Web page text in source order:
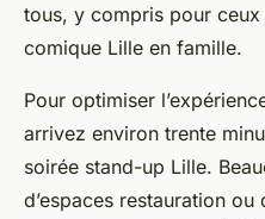
tous, y compris pour
comique Lille en famille.
Pour optimiser
arrivez environ trente
soirée stand-up Lille.
d’espaces restauration